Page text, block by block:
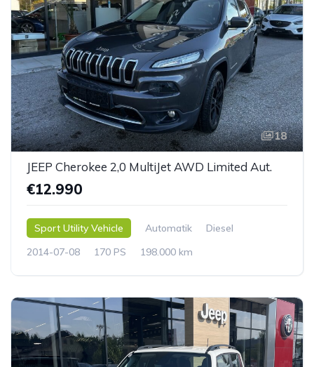
18
JEEP Cherokee 2,0 MultiJet AWD Limited Aut.
€12.990
Sport Utility Vehicle Automatik
Diesel
2014-07-08
170 PS 198.000 km